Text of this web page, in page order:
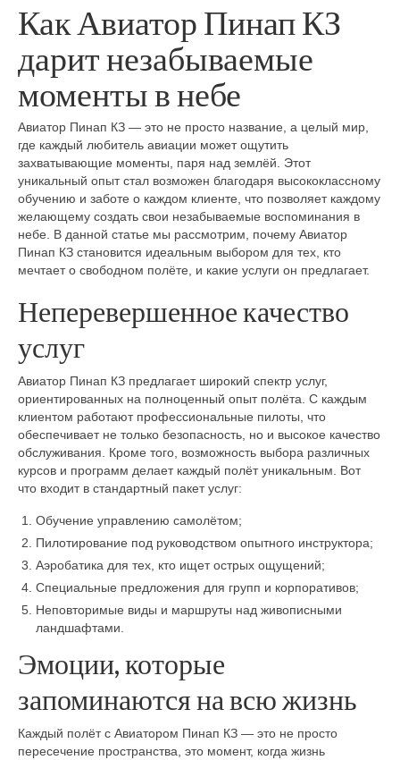
Как Авиатор Пинап КЗ
дарит незабываемые
моменты в небе
Авиатор Пинап КЗ — это не просто название, а целый мир,
где каждый любитель авиации может ощутить
захватывающие моменты, паря над землёй. Этот
уникальный опыт стал возможен благодаря высококлассному
обучению и заботе о каждом клиенте, что позволяет каждому
желающему создать свои незабываемые воспоминания в
небе. В данной статье мы рассмотрим, почему Авиатор
Пинап КЗ становится идеальным выбором для тех, кто
мечтает о свободном полёте, и какие услуги он предлагает.
Неперевершенное качество
услуг
Авиатор Пинап КЗ предлагает широкий спектр услуг,
ориентированных на полноценный опыт полёта. С каждым
клиентом работают профессиональные пилоты, что
обеспечивает не только безопасность, но и высокое качество
обслуживания. Кроме того, возможность выбора различных
курсов и программ делает каждый полёт уникальным. Вот
что входит в стандартный пакет услуг:
Обучение управлению самолётом;
Пилотирование под руководством опытного инструктора;
Аэробатика для тех, кто ищет острых ощущений;
Специальные предложения для групп и корпоративов;
Неповторимые виды и маршруты над живописными
ландшафтами.
Эмоции, которые
запоминаются на всю жизнь
Каждый полёт с Авиатором Пинап КЗ — это не просто
пересечение пространства, это момент, когда жизнь